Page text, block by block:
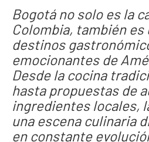
Bogotá no solo es la
Colombia, también es
destinos
emocionantes de
Desde la cocina
hasta propuestas de
ingredientes locales,
una escena culinaria
en constante